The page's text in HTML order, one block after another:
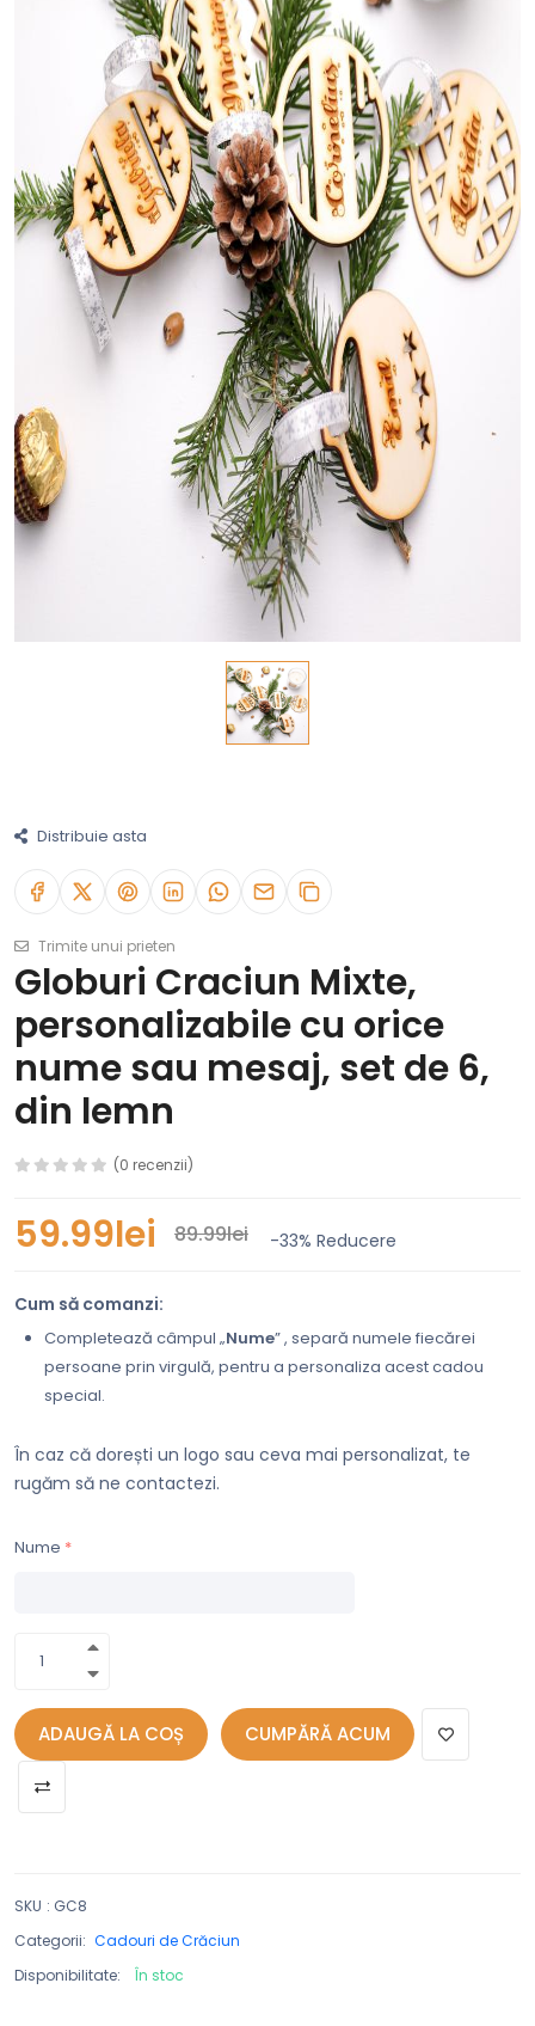
Distribuie asta
Trimite unui prieten
Globuri Craciun Mixte,
personalizabile cu orice
nume sau mesaj, set de 6,
din lemn
(0 recenzii)
59.99lei 89.99lei -33% Reducere
Cum să comanzi:
Completează câmpul „Nume” , separă numele fiecărei
persoane prin virgulă, pentru a personaliza acest cadou
special.
În caz că dorești un logo sau ceva mai personalizat, te
rugăm să ne contactezi.
Nume
ADAUGĂ LA COȘ CUMPĂRĂ ACUM
SKU : GC8
Categorii: Cadouri de Crăciun
Disponibilitate:
În stoc